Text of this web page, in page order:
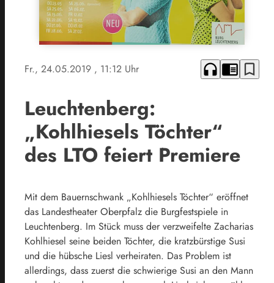
Fr., 24.05.2019 , 11:12 Uhr headphones chrome_reader_mode bookmark_border
Leuchtenberg:
„Kohlhiesels Töchter“
des LTO feiert Premiere
Mit dem Bauernschwank „Kohlhiesels Töchter“ eröffnet
das Landestheater Oberpfalz die Burgfestspiele in
Leuchtenberg. Im Stück muss der verzweifelte Zacharias
Kohlhiesel seine beiden Töchter, die kratzbürstige Susi
und die hübsche Liesl verheiraten. Das Problem ist
allerdings, dass zuerst die schwierige Susi an den Mann